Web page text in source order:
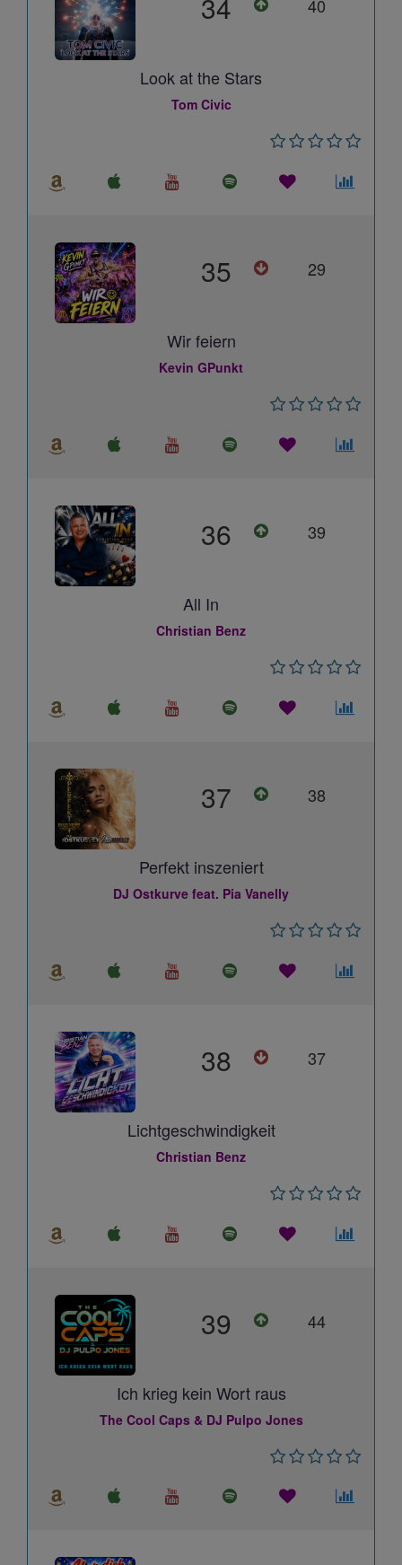
40
Look at the Stars
Tom Civic
35 29
Wir feiern
Kevin GPunkt
36 39
All In
Christian Benz
37 38
Perfekt inszeniert
DJ Ostkurve feat. Pia Vanelly
38 37
Lichtgeschwindigkeit
Christian Benz
39 44
Ich krieg kein Wort raus
The Cool Caps & DJ Pulpo Jones